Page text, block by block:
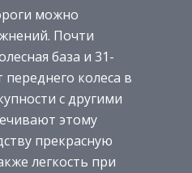
можно
Почти
база и 31-
колеса в
с другими
этому
прекрасную
легкость при